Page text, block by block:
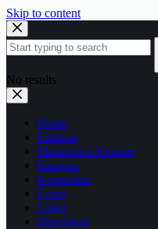
Skip to content
No results
Home
Edukasi
Mahasiswa Kesmas
Kampus
Komunitas
Event
Loker
Download